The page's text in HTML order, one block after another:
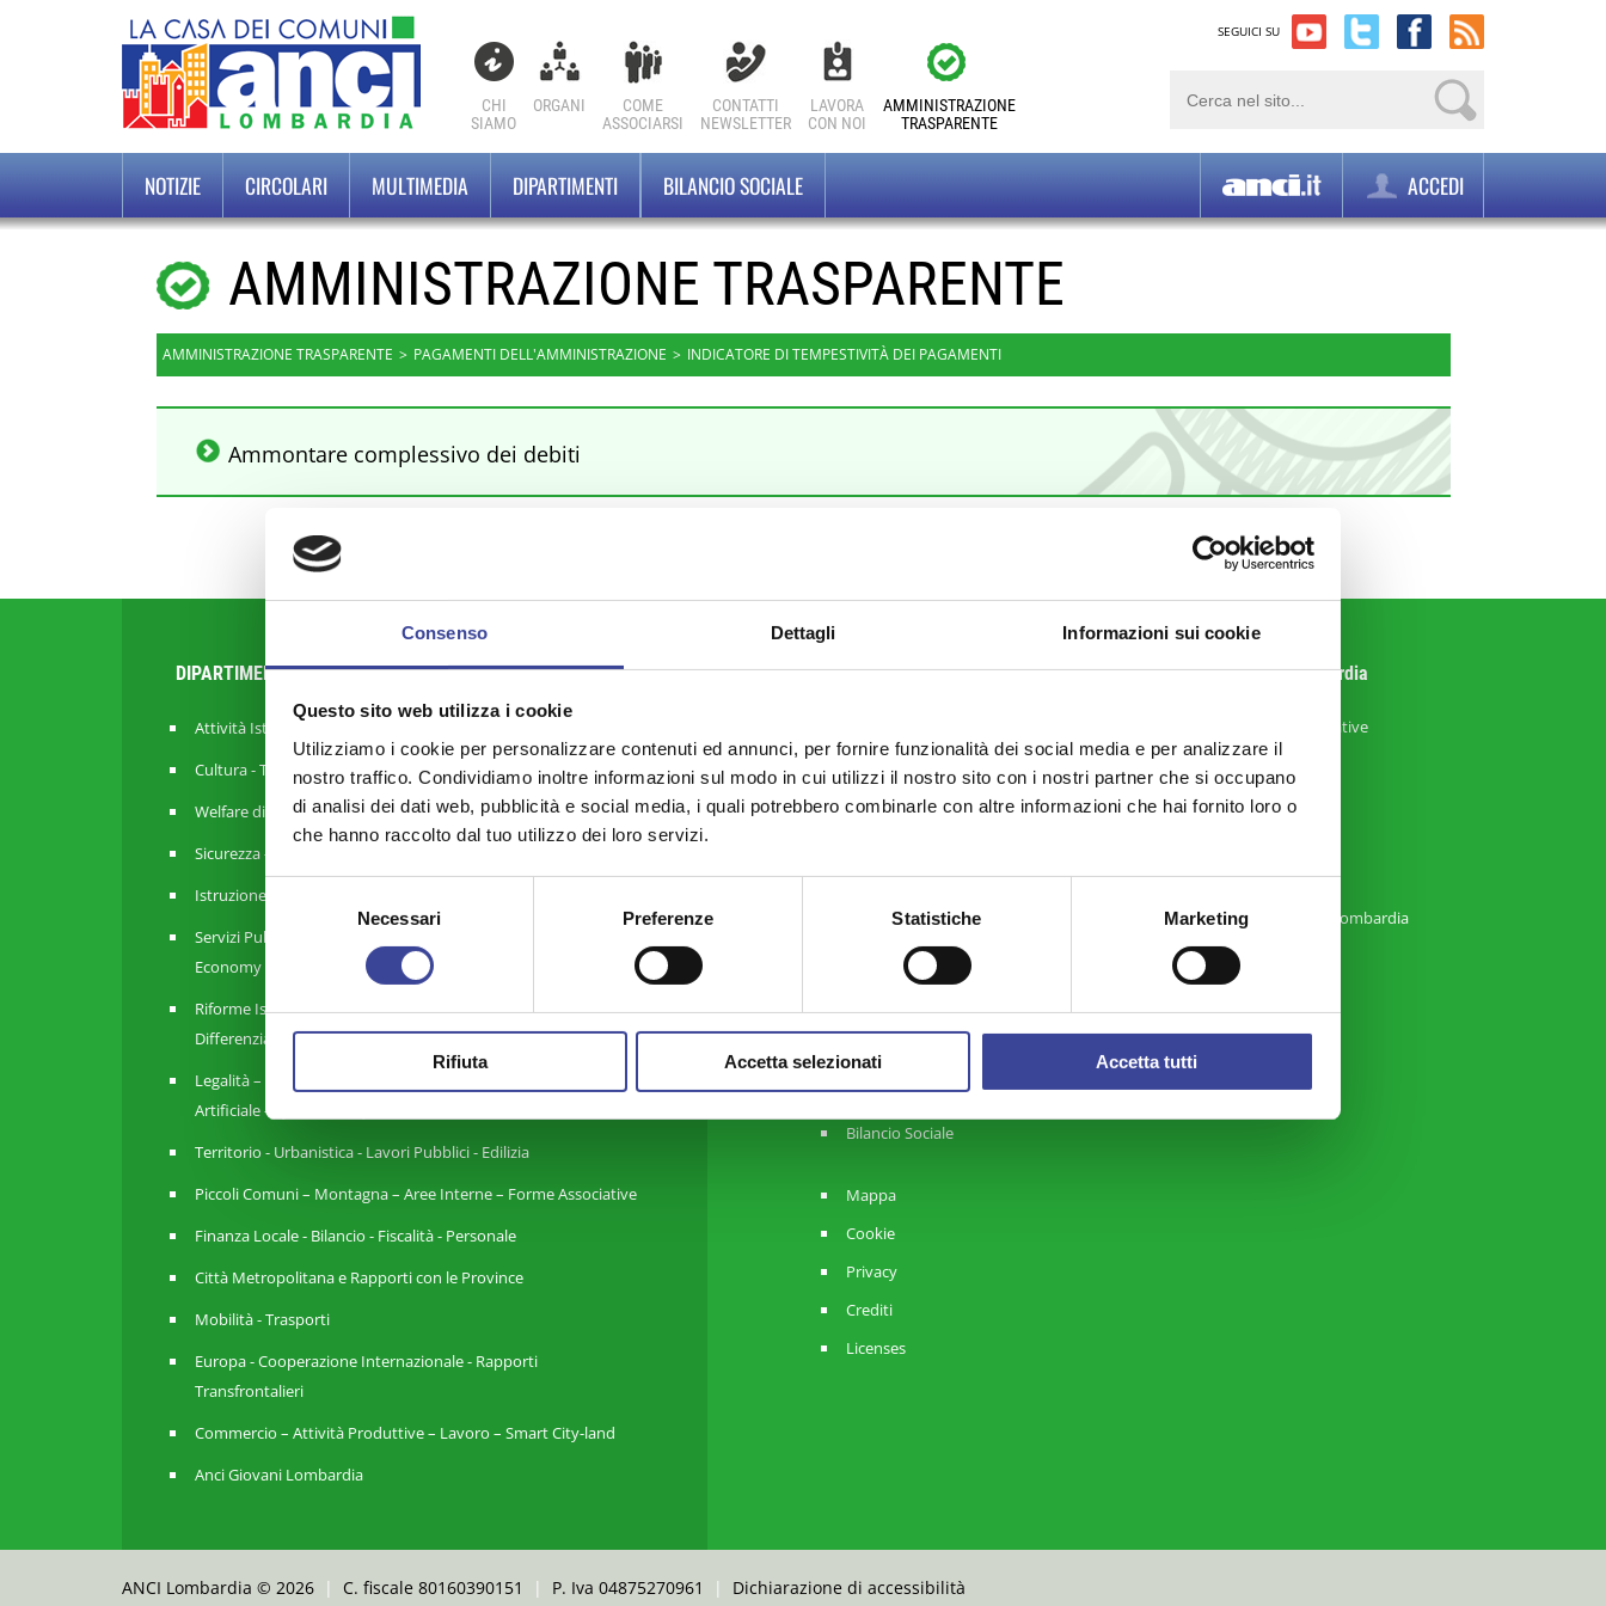
Consenso Dettagli Informazioni sui cookie
Questo sito web utilizza i cookie
Utilizziamo i cookie per personalizzare contenuti ed annunci, per fornire funzionalità dei social media e per analizzare il
nostro traffico. Condividiamo inoltre informazioni sul modo in cui utilizzi il nostro sito con i nostri partner che si occupano
di analisi dei dati web, pubblicità e social media, i quali potrebbero combinarle con altre informazioni che hai fornito loro o
che hanno raccolto dal tuo utilizzo dei loro servizi.
Selezione
consenso
Necessari Preferenze Statistiche Marketing
Rifiuta Accetta selezionati Accetta tutti
CHI
SIAMO
ORGANI
COME
ASSOCIARSI
CONTATTI
NEWSLETTER
LAVORA
CON NOI
AMMINISTRAZIONE
TRASPARENTE
SEGUICI SU
NOTIZIE CIRCOLARI MULTIMEDIA DIPARTIMENTI BILANCIO SOCIALE ACCEDI
AMMINISTRAZIONE TRASPARENTE
AMMINISTRAZIONE TRASPARENTE PAGAMENTI DELL'AMMINISTRAZIONE INDICATORE DI TEMPESTIVITÀ DEI PAGAMENTI
Ammontare complessivo dei debiti
DIPARTIMENTI
Attività Istituzionale ANCI Lombardia
Cultura - Turismo - Sport - Politiche Giovanili
Welfare di Comunità - Pari Opportunità
Sicurezza - Protezione Civile - Polizia Locale
Istruzione - Educazione - Edilizia Scolastica
Servizi Pubblici Locali - Ambiente - Politiche Agricole - Green
Economy
Riforme Istituzionali - Riordino Territoriale - Autonomia
Differenziata
Legalità – Semplificazione – Amm. Digitale - Intelligenza
Artificiale - Cybersecurity
Territorio - Urbanistica - Lavori Pubblici - Edilizia
Piccoli Comuni – Montagna – Aree Interne – Forme Associative
Finanza Locale - Bilancio - Fiscalità - Personale
Città Metropolitana e Rapporti con le Province
Mobilità - Trasporti
Europa - Cooperazione Internazionale - Rapporti
Transfrontalieri
Commercio – Attività Produttive – Lavoro – Smart City-land
Anci Giovani Lombardia
ANCI Lombardia
Contatti e Newsletter
Lavora con noi
Amministrazione Trasparente
Circolari
Multimedia
Eventi
Bilancio Sociale
Mappa
Cookie
Privacy
Crediti
Licenses
Sistema ANCI Lombardia
Strategie Amministrative
ReteComuni
DoteComune
Servizio Civile ANCI Lombardia
Account Twitter
Account Facebook
Canale Youtube
ANCI Lombardia © 2026 | C. fiscale 80160390151 | P. Iva 04875270961 | Dichiarazione di accessibilità